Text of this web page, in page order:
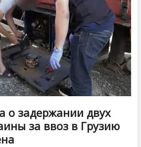
о задержании двух
за ввоз в Грузию